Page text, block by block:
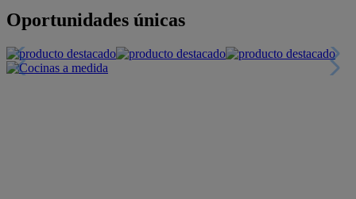
Oportunidades únicas